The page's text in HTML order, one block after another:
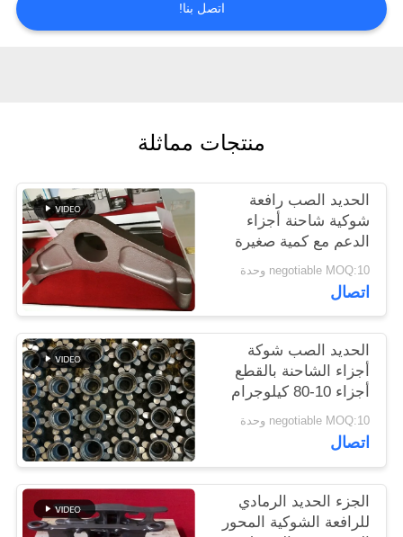
اطلب
PRIVACY
POLICY
اتصل بنا!
منتجات مماثلة
الحديد الصب رافعة
شوكية شاحنة أجزاء
الدعم مع كمية صغيرة
مقبولة
negotiable MOQ:10 وحدة
اتصال
الحديد الصب شوكة
أجزاء الشاحنة بالقطع
أجزاء 10-80 كيلوجرام
OEM المتاحة
negotiable MOQ:10 وحدة
اتصال
الجزء الحديد الرمادي
للرافعة الشوكية المحور